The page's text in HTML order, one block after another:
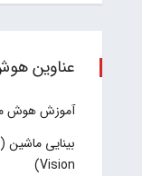
عناوین
آموزش هوش
Vision)